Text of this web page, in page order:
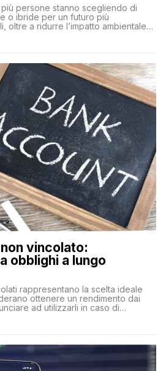
persone stanno scegliendo di
o ibride per un futuro più
oltre a ridurre l’impatto ambientale,
a lungo termine, come minori costi
vincolato:
obblighi a lungo
rappresentano la scelta ideale
ottenere un rendimento dai
ad utilizzarli in caso di
forme vincolate tradizionali,
funzionano […]